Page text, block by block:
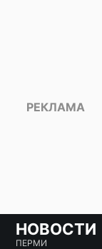
НОВОСТИ
ПЕРМИ